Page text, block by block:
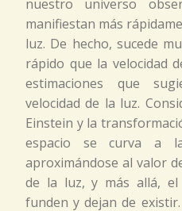
nuestro universo
manifiestan más
luz. De hecho, sucede
rápido que la velocidad
estimaciones que
velocidad de la luz.
Einstein y la
espacio se curva a
aproximándose al valor
de la luz, y más allá,
funden y dejan de